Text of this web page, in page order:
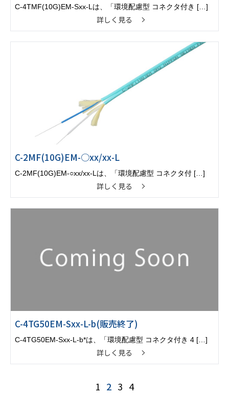
C-4TMF(10G)EM-Sxx-Lは、「環境配慮型 コネクタ付き […]
詳しく見る
C-2MF(10G)EM-○xx/xx-L
C-2MF(10G)EM-○xx/xx-Lは、「環境配慮型 コネクタ付 […]
詳しく見る
C-4TG50EM-Sxx-L-b(販売終了)
C-4TG50EM-Sxx-L-b*は、「環境配慮型 コネクタ付き 4 […]
詳しく見る
1 2 3 4